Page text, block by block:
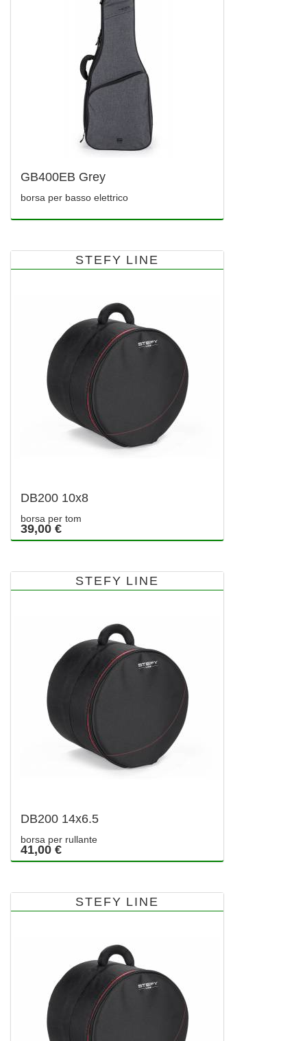
GB400EB Grey
borsa per basso elettrico
STEFY LINE
DB200 10x8
borsa per tom
39,00 €
STEFY LINE
DB200 14x6.5
borsa per rullante
41,00 €
STEFY LINE